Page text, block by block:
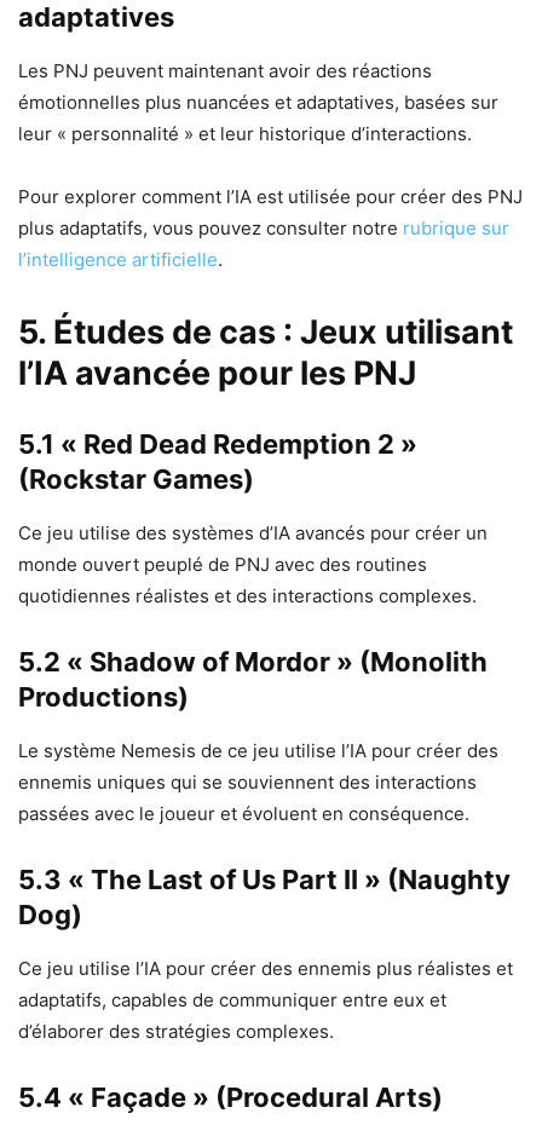
adaptatives
Les PNJ peuvent maintenant avoir des réactions
émotionnelles plus nuancées et adaptatives, basées sur
leur « personnalité » et leur historique d’interactions.
Pour explorer comment l’IA est utilisée pour créer des PNJ
plus adaptatifs, vous pouvez consulter notre rubrique sur
l’intelligence artificielle.
5. Études de cas : Jeux utilisant
l’IA avancée pour les PNJ
5.1 « Red Dead Redemption 2 »
(Rockstar Games)
Ce jeu utilise des systèmes d’IA avancés pour créer un
monde ouvert peuplé de PNJ avec des routines
quotidiennes réalistes et des interactions complexes.
5.2 « Shadow of Mordor » (Monolith
Productions)
Le système Nemesis de ce jeu utilise l’IA pour créer des
ennemis uniques qui se souviennent des interactions
passées avec le joueur et évoluent en conséquence.
5.3 « The Last of Us Part II » (Naughty
Dog)
Ce jeu utilise l’IA pour créer des ennemis plus réalistes et
adaptatifs, capables de communiquer entre eux et
d’élaborer des stratégies complexes.
5.4 « Façade » (Procedural Arts)